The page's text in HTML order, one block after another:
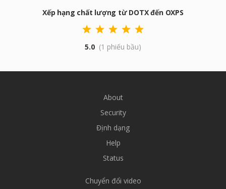
Xếp hạng chất lượng từ DOTX đến OXPS
5.0 (1 phiếu bầu)
About
Security
Định dạng
Help
Status
Chuyển đổi video